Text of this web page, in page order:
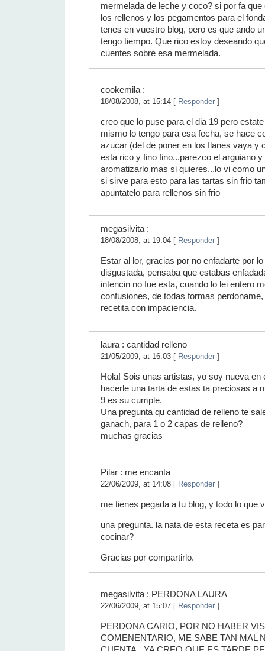
mermelada de leche y coco? si por fa
los rellenos y los pegamentos para el
tenes en vuestro blog, pero es que ando
tengo tiempo. Que rico estoy deseando
cuentes sobre esa mermelada.
cookemila :
18/08/2008, at 15:14 [ Responder ]
creo que lo puse para el dia 19 pero
mismo lo tengo para esa fecha, se hace
azucar (del de poner en los flanes vaya y
esta rico y fino fino...parezco el arguiano y
aromatizarlo mas si quieres...lo vi como
si sirve para esto para las tartas sin frio
apuntatelo para rellenos sin frio
megasilvita :
18/08/2008, at 19:04 [ Responder ]
Estar al lor, gracias por no enfadarte por
disgustada, pensaba que estabas
intencin no fue esta, cuando lo lei entero
confusiones, de todas formas
recetita con impaciencia.
laura : cantidad relleno
21/05/2009, at 16:03 [ Responder ]
Hola! Sois unas artistas, yo soy nueva en
hacerle una tarta de estas ta preciosas a
9 es su cumple.
Una pregunta qu cantidad de relleno te
ganach, para 1 o 2 capas de relleno?
muchas gracias
Pilar : me encanta
22/06/2009, at 14:08 [ Responder ]
me tienes pegada a tu blog, y todo lo que
una pregunta. la nata de esta receta es
cocinar?
Gracias por compartirlo.
megasilvita : PERDONA LAURA
22/06/2009, at 15:07 [ Responder ]
PERDONA CARIO, POR NO HABER
COMENENTARIO, ME SABE TAN MAL